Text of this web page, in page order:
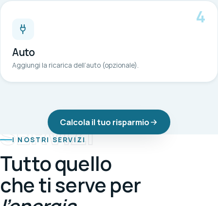
4
Auto
Aggiungi la ricarica dell’auto (opzionale).
Calcola il tuo risparmio
I NOSTRI SERVIZI
Tutto quello
che ti serve per